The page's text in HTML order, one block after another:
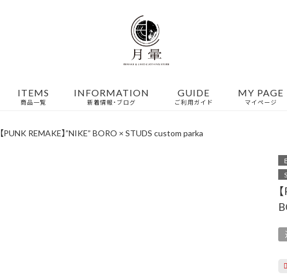
ITEMS
商品一覧
INFORMATION
新着情報・ブログ
GUIDE
ご利用ガイド
MY PAGE
マイページ
【PUNK REMAKE】”NIKE” BORO × STUDS custom parka